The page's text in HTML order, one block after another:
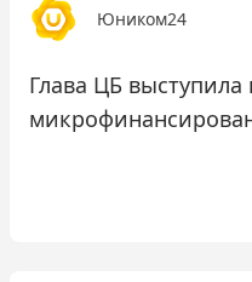
Юником24
Глава ЦБ выступила